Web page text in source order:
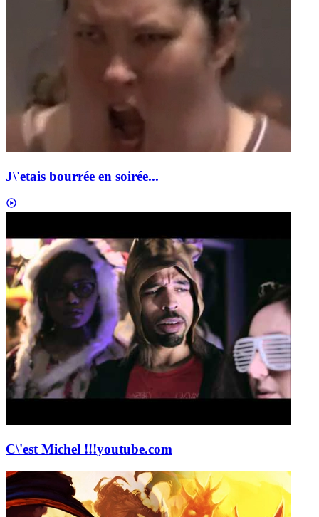
J\'etais bourrée en soirée...
C\'est Michel !!!youtube.com